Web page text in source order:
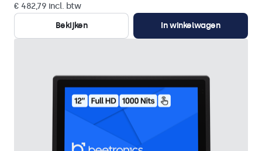
€ 482,79 incl. btw
Bekijken
In winkelwagen